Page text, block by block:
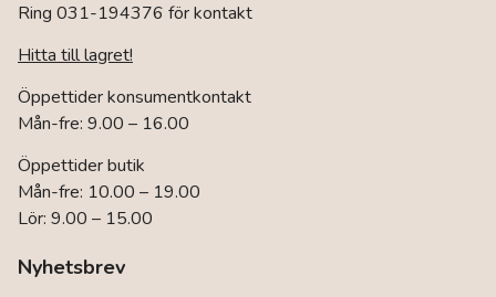
Ring 031-194376 för kontakt
Hitta till lagret!
Öppettider konsumentkontakt
Mån-fre: 9.00 – 16.00
Öppettider butik
Mån-fre: 10.00 – 19.00
Lör: 9.00 – 15.00
Nyhetsbrev